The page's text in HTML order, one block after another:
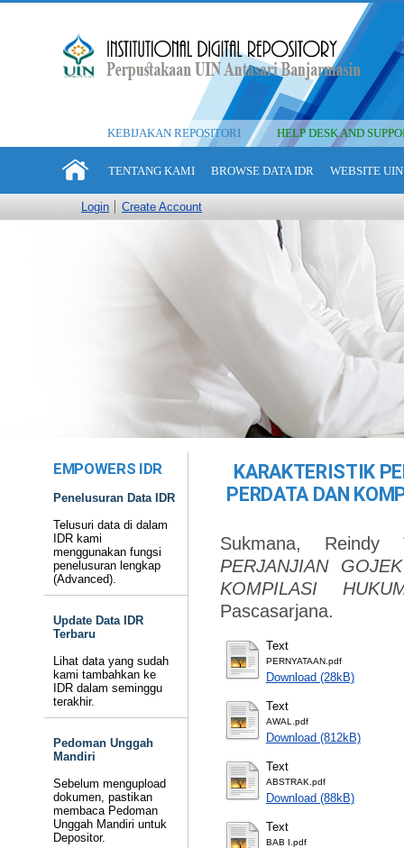
KEBIJAKAN REPOSITORI HELP DESK AND
TENTANG KAMI BROWSE DATA IDR WEBSITE
Login Create Account
EMPOWERS IDR
Penelusuran Data IDR
Telusuri data di dalam
IDR kami
menggunakan fungsi
penelusuran lengkap
(Advanced).
Update Data IDR
Terbaru
Lihat data yang sudah
kami tambahkan ke
IDR dalam seminggu
terakhir.
Pedoman Unggah
Mandiri
Sebelum mengupload
dokumen, pastikan
membaca Pedoman
Unggah Mandiri untuk
Depositor.
KARAKTERISTIK
PERDATA DAN
Sukmana, Reindy
PERJANJIAN
KOMPILASI
Pascasarjana.
Text
PERNYATAAN.pdf
Download (28kB)
Text
AWAL.pdf
Download (812kB)
Text
ABSTRAK.pdf
Download (88kB)
Text
BAB I.pdf